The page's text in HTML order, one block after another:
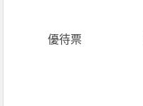
優待票